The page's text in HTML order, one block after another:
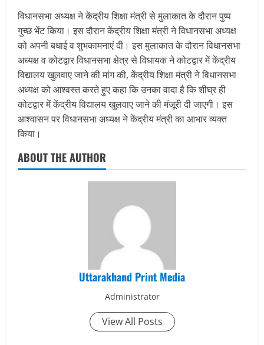
विधानसभा अध्यक्ष ने केंद्रीय शिक्षा मंत्री से मुलाकात के दौरान पुष्प
गुच्छ भेंट किया। इस दौरान केंद्रीय शिक्षा मंत्री ने विधानसभा अध्यक्ष
को अपनी बधाई व शुभकामनाएं दी। इस मुलाकात के दौरान विधानसभा
अध्यक्ष व कोटद्वार विधानसभा क्षेत्र से विधायक ने कोटद्वार में केंद्रीय
विद्यालय खुलवाए जाने की मांग की, केंद्रीय शिक्षा मंत्री ने विधानसभा
अध्यक्ष को आश्वस्त करते हुए कहा कि उनका वादा है कि शीघ्र ही
कोटद्वार में केंद्रीय विद्यालय खुलवाए जाने की मंजूरी दी जाएगी। इस
आश्वासन पर विधानसभा अध्यक्ष ने केंद्रीय मंत्री का आभार व्यक्त
किया।
ABOUT THE AUTHOR
Uttarakhand Print Media
Administrator
View All Posts